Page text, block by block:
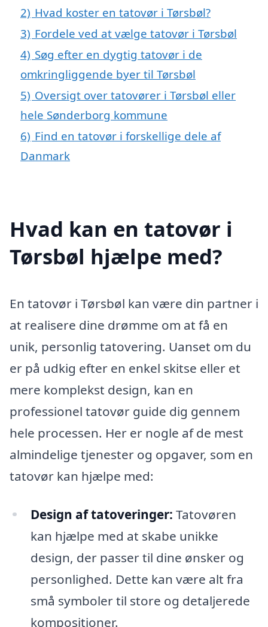
2) Hvad koster en tatovør i Tørsbøl?
3) Fordele ved at vælge tatovør i Tørsbøl
4) Søg efter en dygtig tatovør i de
omkringliggende byer til Tørsbøl
5) Oversigt over tatovører i Tørsbøl eller
hele Sønderborg kommune
6) Find en tatovør i forskellige dele af
Danmark
Hvad kan en tatovør i
Tørsbøl hjælpe med?
En tatovør i Tørsbøl kan være din partner i
at realisere dine drømme om at få en
unik, personlig tatovering. Uanset om du
er på udkig efter en enkel skitse eller et
mere komplekst design, kan en
professionel tatovør guide dig gennem
hele processen. Her er nogle af de mest
almindelige tjenester og opgaver, som en
tatovør kan hjælpe med:
Design af tatoveringer: Tatovøren
kan hjælpe med at skabe unikke
design, der passer til dine ønsker og
personlighed. Dette kan være alt fra
små symboler til store og detaljerede
kompositioner.